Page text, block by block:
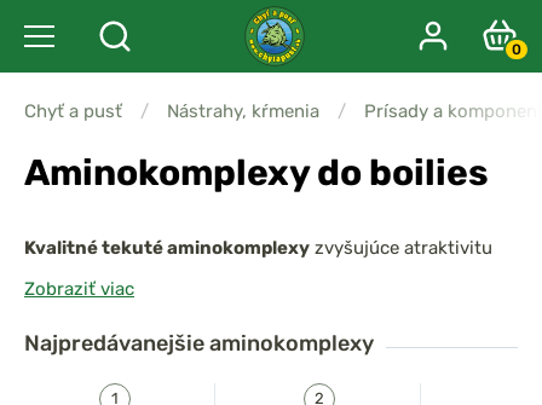
0
Chyť a pusť / Nástrahy, kŕmenia / Prísady a
Aminokomplexy do boilies
Kvalitné tekuté aminokomplexy zvyšujúce atraktivitu
peliet
alebo
aminokyselín zo všetkých 4 základných proteínov
Zobraziť viac
Najpredávanejšieaminokomplexy